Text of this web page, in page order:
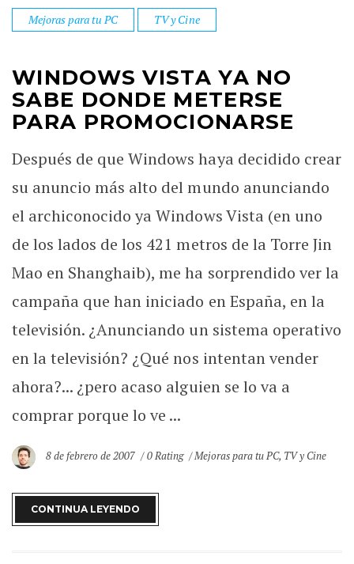
Mejoras para tu PC TV y Cine
WINDOWS VISTA YA NO
SABE DONDE METERSE
PARA PROMOCIONARSE
Después de que Windows haya decidido crear
su anuncio más alto del mundo anunciando
el archiconocido ya Windows Vista (en uno
de los lados de los 421 metros de la Torre Jin
Mao en Shanghaib), me ha sorprendido ver la
campaña que han iniciado en España, en la
televisión. ¿Anunciando un sistema operativo
en la televisión? ¿Qué nos intentan vender
ahora?... ¿pero acaso alguien se lo va a
comprar porque lo ve ...
8 de febrero de 2007 0 Rating Mejoras para tu PC, TV y Cine
CONTINUA LEYENDO